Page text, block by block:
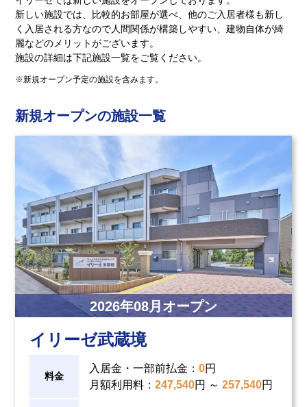
イリーゼが選ばれる理由
一日の流れ
お役立ち記事
知っておきたい介護の知識
有料老人ホームとは
意外と知らない介護保険の基本
有料老人ホームを選ぶ時のポイント
介護費用とお金について
その他
採用情報 会社概要 オーナー募集
新しい施設では、比較的お部屋が選べ、他のご入居者様も新し
く入居される方なので人間関係が構築しやすい、建物自体が綺
麗などのメリットがございます。
施設の詳細は下記施設一覧をご覧ください。
※新規オープン予定の施設を含みます。
新規オープンの施設一覧
2026年08月オープン
イリーゼ武蔵境
料金
入居金・一部前払金 ： 0円
月額利用料： 247,540円 ～ 257,540円